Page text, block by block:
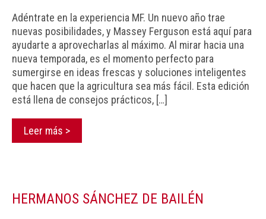
Adéntrate en la experiencia MF. Un nuevo año trae
nuevas posibilidades, y Massey Ferguson está aquí para
ayudarte a aprovecharlas al máximo. Al mirar hacia una
nueva temporada, es el momento perfecto para
sumergirse en ideas frescas y soluciones inteligentes
que hacen que la agricultura sea más fácil. Esta edición
está llena de consejos prácticos, […]
Leer más >
HERMANOS SÁNCHEZ DE BAILÉN